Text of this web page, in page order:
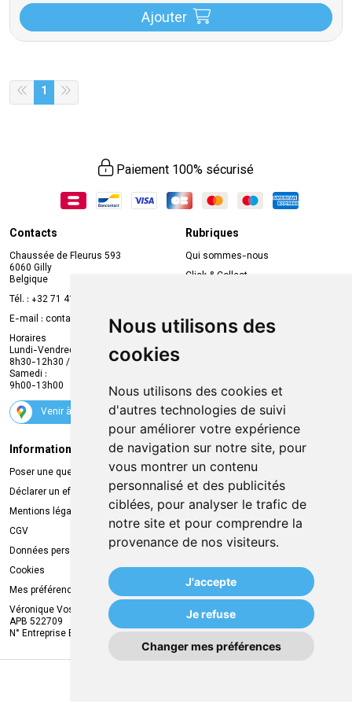
Nous utilisons des
cookies
Nous utilisons des cookies et
d'autres technologies de suivi
pour améliorer votre expérience
de navigation sur notre site, pour
vous montrer un contenu
personnalisé et des publicités
ciblées, pour analyser le trafic de
notre site et pour comprendre la
provenance de nos visiteurs.
J'accepte
Je refuse
Changer mes préférences
Ajouter
1
Paiement 100% sécurisé
Contacts
Chaussée de Fleurus 593
6060 Gilly
Belgique
Tél. : +32 71 41 32 10
E-mail : contact
mvapharma.be
Horaires
Lundi-Vendredi :
8h30-12h30 / 13h30-18h30
Samedi :
9h00-13h00
Venir à la pharmacie
Rubriques
Qui sommes-nous
Click & Collect
Compte professionnel
Envoi d’ordonnance
Suivez-nous
Informations légales
Poser une question
Déclarer un effet indésirable
Mentions légales
CGV
Données personnelles
Cookies
Mes préférences Cookies
Véronique Vos
APB 522709
N° Entreprise BE0749.944.612
Livraison
Retrait à la pharmacie
Livraison chez vous
Livraison dans un Point Relais